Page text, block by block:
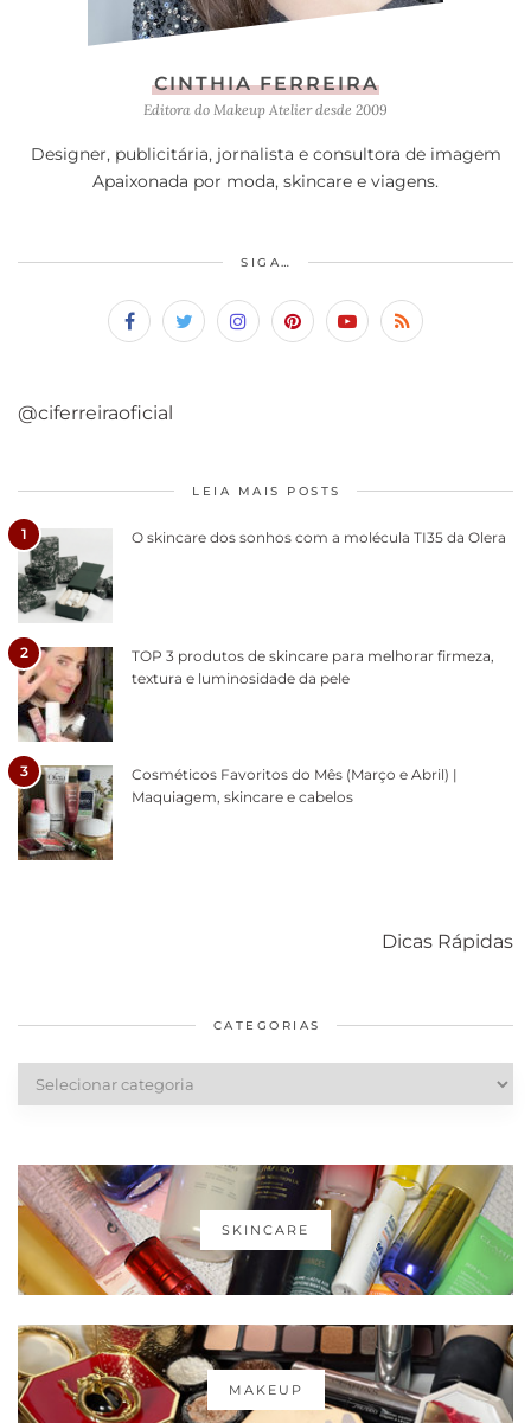
CINTHIA FERREIRA
Editora do Makeup Atelier desde 2009
Designer, publicitária, jornalista e consultora de imagem
Apaixonada por moda, skincare e viagens.
SIGA…
@ciferreiraoficial
LEIA MAIS POSTS
1 O skincare dos sonhos com a molécula TI35 da Olera
2
TOP 3 produtos de skincare para melhorar firmeza,
textura e luminosidade da pele
3
Cosméticos Favoritos do Mês (Março e Abril) |
Maquiagem, skincare e cabelos
Dicas Rápidas
diários
cabelos
CATEGORIAS
Categorias
SKINCARE
MAKEUP